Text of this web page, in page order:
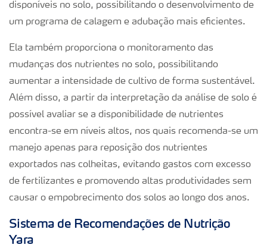
disponíveis no solo, possibilitando o desenvolvimento de
um programa de calagem e adubação mais eficientes.
Ela também proporciona o monitoramento das
mudanças dos nutrientes no solo, possibilitando
aumentar a intensidade de cultivo de forma sustentável.
Além disso, a partir da interpretação da análise de solo é
possível avaliar se a disponibilidade de nutrientes
encontra-se em níveis altos, nos quais recomenda-se um
manejo apenas para reposição dos nutrientes
exportados nas colheitas, evitando gastos com excesso
de fertilizantes e promovendo altas produtividades sem
causar o empobrecimento dos solos ao longo dos anos.
Sistema de Recomendações de Nutrição
Yara